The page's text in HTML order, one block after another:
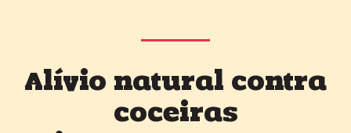
Alívio natural contra
coceiras